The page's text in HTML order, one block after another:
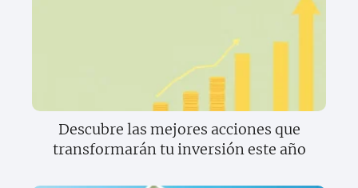
Descubre las mejores acciones que
transformarán tu inversión este año